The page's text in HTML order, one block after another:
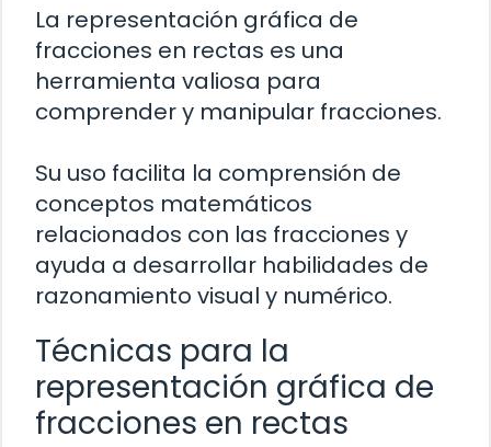
La representación gráfica de
fracciones en rectas es una
herramienta valiosa para
comprender y manipular fracciones.
Su uso facilita la comprensión de
conceptos matemáticos
relacionados con las fracciones y
ayuda a desarrollar habilidades de
razonamiento visual y numérico.
Técnicas para la
representación gráfica de
fracciones en rectas